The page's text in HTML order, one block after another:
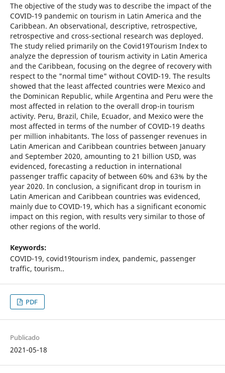
The objective of the study was to describe the impact of the
COVID-19 pandemic on tourism in Latin America and the
Caribbean. An observational, descriptive, retrospective,
retrospective and cross-sectional research was deployed.
The study relied primarily on the Covid19Tourism Index to
analyze the depression of tourism activity in Latin America
and the Caribbean, focusing on the degree of recovery with
respect to the "normal time" without COVID-19. The results
showed that the least affected countries were Mexico and
the Dominican Republic, while Argentina and Peru were the
most affected in relation to the overall drop-in tourism
activity. Peru, Brazil, Chile, Ecuador, and Mexico were the
most affected in terms of the number of COVID-19 deaths
per million inhabitants. The loss of passenger revenues in
Latin American and Caribbean countries between January
and September 2020, amounting to 21 billion USD, was
evidenced, forecasting a reduction in international
passenger traffic capacity of between 60% and 63% by the
year 2020. In conclusion, a significant drop in tourism in
Latin American and Caribbean countries was evidenced,
mainly due to COVID-19, which has a significant economic
impact on this region, with results very similar to those of
other regions of the world.
Keywords:
COVID-19, covid19tourism index, pandemic, passenger
traffic, tourism..
PDF
Publicado
2021-05-18